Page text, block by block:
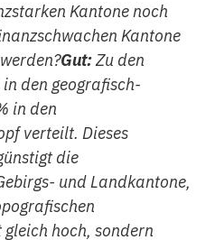
Kantone noch
Kantone
Gut:Zu den
den geografisch-
in den
verteilt. Dieses
die
und Landkantone,
hoch, sondern